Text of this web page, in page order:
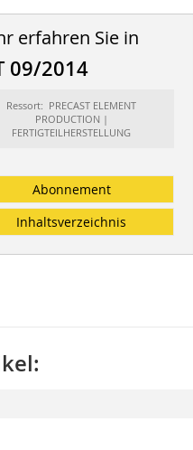
erfahren Sie in
09/2014
Ressort: PRECAST ELEMENT
PRODUCTION |
FERTIGTEILHERSTELLUNG
Abonnement
Inhaltsverzeichnis